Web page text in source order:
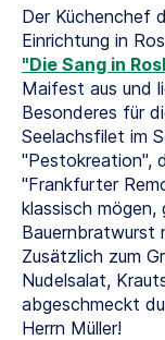
Der Küchenchef
Einrichtung in
"Die Sang in
Maifest aus und
Besonderes für
Seelachsfilet im
"Pestokreation",
"Frankfurter
klassisch
Bauernbratwurst
Zusätzlich zum
Nudelsalat,
abgeschmeckt
Herrn Müller!